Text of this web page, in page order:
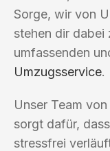
Sorge, wir von
stehen dir dabei
umfassenden
Umzugsservice.
Unser Team
sorgt dafür,
stressfrei